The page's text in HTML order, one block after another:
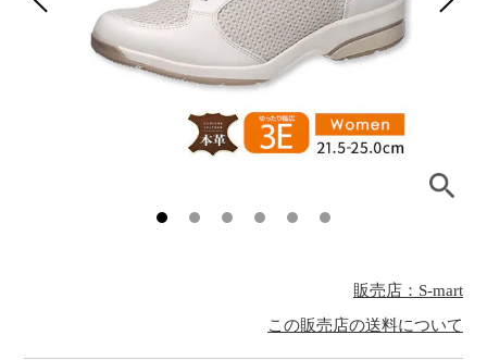
販売店：S-mart
この販売店の送料について